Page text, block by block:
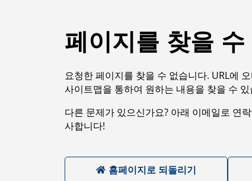
페이지를 찾을 수
요청한 페이지를 찾을 수 없습니다. URL에
사이트맵을 통하여 원하는 내용을 찾을 수 있
다른 문제가 있으신가요? 아래 이메일로 연
사합니다!
홈페이지로 되돌리기